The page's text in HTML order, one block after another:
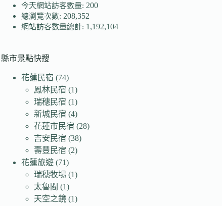
今天網站訪客數量: 200
總瀏覽次數: 208,352
網站訪客數量總計: 1,192,104
縣市景點快搜
花蓮民宿 (74)
鳳林民宿 (1)
瑞穗民宿 (1)
新城民宿 (4)
花蓮市民宿 (28)
吉安民宿 (38)
壽豐民宿 (2)
花蓮旅遊 (71)
瑞穗牧場 (1)
太魯閣 (1)
天空之鏡 (1)